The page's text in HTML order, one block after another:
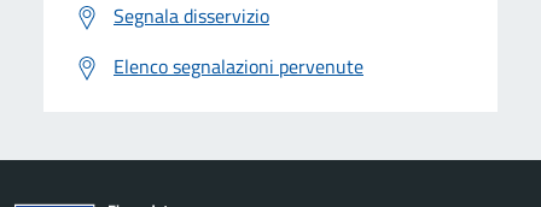
Segnala disservizio
Elenco segnalazioni pervenute